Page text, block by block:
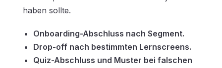
haben sollte.
Onboarding-Abschluss nach Segment.
Drop-off nach bestimmten Lernscreens.
Quiz-Abschluss und Muster bei falschen